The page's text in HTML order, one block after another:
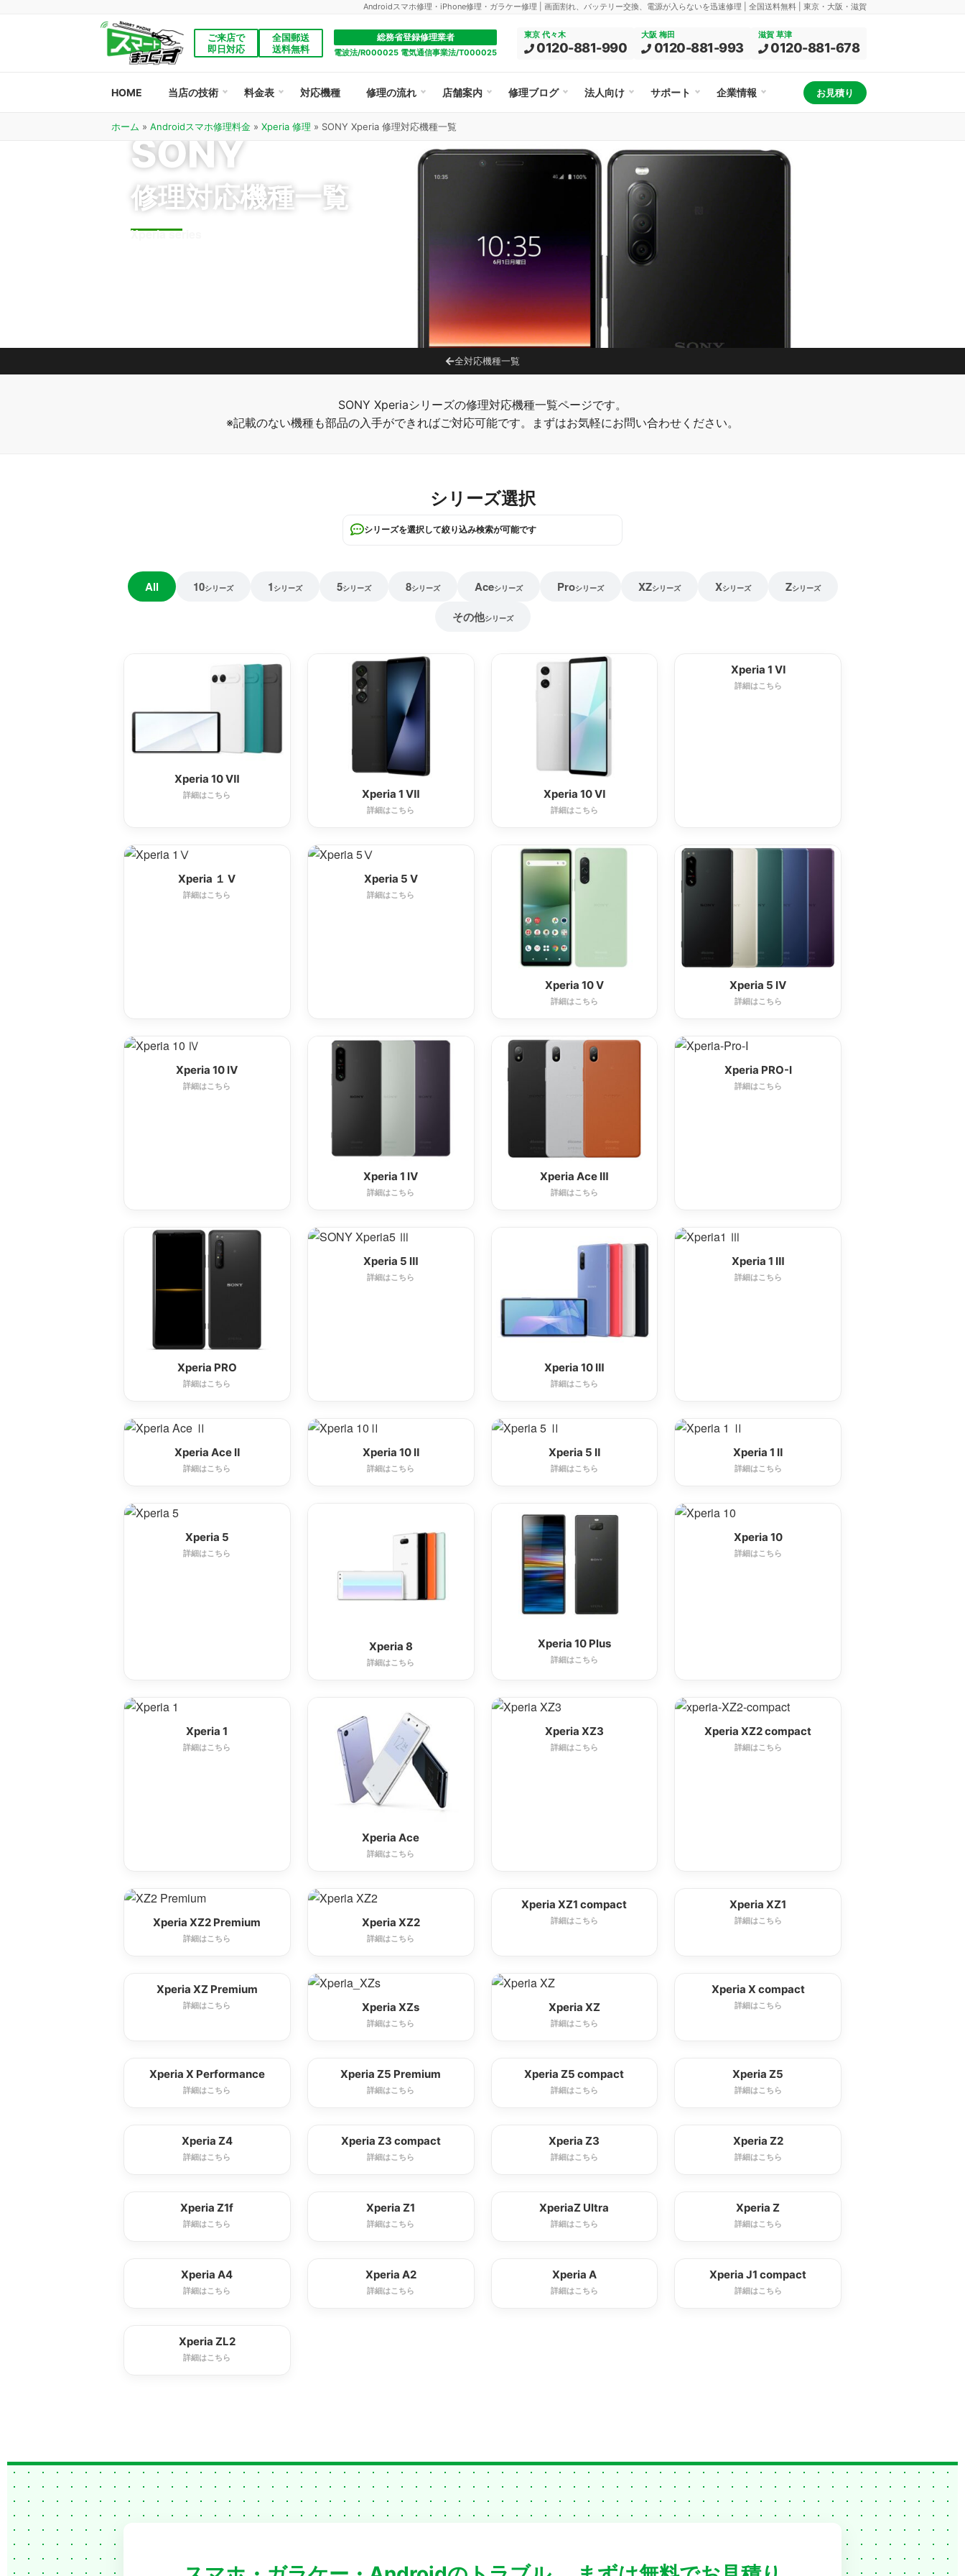
Androidスマホ修理・iPhone修理・ガラケー修理 | 画面割れ、バッテリー交換、電源が入らないを迅速修理 | 全国送料無料 | 東京・大阪・滋賀
ご来店で
即日対応
全国郵送
送料無料
総務省登録修理業者
電波法/R000025 電気通信事業法/T000025
東京 代々木
0120-881-990
大阪 梅田
0120-881-993
滋賀 草津
0120-881-678
HOME 当店の技術 料金表 対応機種 修理の流れ 店舗案内 修理ブログ 法人向け サポート 企業情報 お見積り
ホーム » Androidスマホ修理料金 » Xperia 修理 » SONY Xperia 修理対応機種一覧
SONY
修理対応機種一覧
Xperia series
全対応機種一覧
SONY Xperiaシリーズの修理対応機種一覧ページです。
※記載のない機種も部品の入手ができればご対応可能です。まずはお気軽にお問い合わせください。
シリーズ選択
シリーズを選択して絞り込み検索が可能です
All 10シリーズ 1 シリーズ 5シリーズ 8シリーズ Aceシリーズ Proシリーズ XZシリーズ Xシリーズ Zシリーズ
その他シリーズ
Xperia 10 Ⅶ
詳細はこちら Xperia 1 Ⅶ
詳細はこちら
Xperia 10 Ⅵ
詳細はこちら
Xperia 1 Ⅵ
詳細はこちら
Xperia １ Ⅴ
詳細はこちら
Xperia 5 Ⅴ
詳細はこちら
Xperia 10 Ⅴ
詳細はこちら
Xperia 5 Ⅳ
詳細はこちら
Xperia 10 Ⅳ
詳細はこちら
Xperia 1 Ⅳ
詳細はこちら
Xperia Ace Ⅲ
詳細はこちら
Xperia PRO-I
詳細はこちら
Xperia PRO
詳細はこちら
Xperia 5 Ⅲ
詳細はこちら
Xperia 10 Ⅲ
詳細はこちら
Xperia 1 Ⅲ
詳細はこちら
Xperia Ace Ⅱ
詳細はこちら
Xperia 10 Ⅱ
詳細はこちら
Xperia 5 Ⅱ
詳細はこちら
Xperia 1 Ⅱ
詳細はこちら
Xperia 5
詳細はこちら
Xperia 8
詳細はこちら
Xperia 10 Plus
詳細はこちら
Xperia 10
詳細はこちら
Xperia 1
詳細はこちら
Xperia Ace
詳細はこちら
Xperia XZ3
詳細はこちら
Xperia XZ2 compact
詳細はこちら
Xperia XZ2 Premium
詳細はこちら
Xperia XZ2
詳細はこちら
Xperia XZ1 compact
詳細はこちら
Xperia XZ1
詳細はこちら
Xperia XZ Premium
詳細はこちら Xperia XZs
詳細はこちら
Xperia XZ
詳細はこちら
Xperia X compact
詳細はこちら
Xperia X Performance
詳細はこちら
Xperia Z5 Premium
詳細はこちら
Xperia Z5 compact
詳細はこちら
Xperia Z5
詳細はこちら
Xperia Z4
詳細はこちら
Xperia Z3 compact
詳細はこちら
Xperia Z3
詳細はこちら
Xperia Z2
詳細はこちら
Xperia Z1f
詳細はこちら
Xperia Z1
詳細はこちら
XperiaZ Ultra
詳細はこちら
Xperia Z
詳細はこちら
Xperia A4
詳細はこちら
Xperia A2
詳細はこちら
Xperia A
詳細はこちら
Xperia J1 compact
詳細はこちら
Xperia ZL2
詳細はこちら